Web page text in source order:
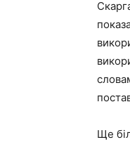
Ще